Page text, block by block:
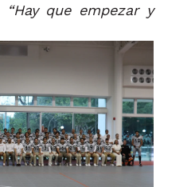
“Hay que empezar y